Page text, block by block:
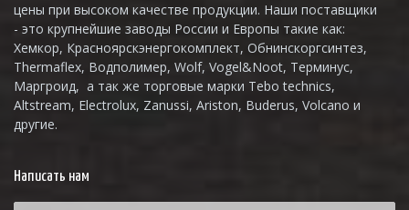
цены при высоком качестве продукции. Наши поставщики
- это крупнейшие заводы России и Европы такие как:
Хемкор, Красноярскэнергокомплект, Обнинскоргсинтез,
Thermaflex, Водполимер, Wolf, Vogel&Noot, Терминус,
Маргроид, а так же торговые марки Tebo technics,
Altstream, Electrolux, Zanussi, Ariston, Buderus, Volcano и
другие.
Написать нам